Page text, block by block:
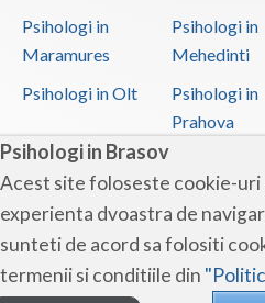
Psihologi in Brasov
Acest site foloseste cookie-
experienta dvoastra de
sunteti de acord sa folositi
termenii si conditiile din
Psihosexologie (1)
Psihoterapia familiei si a altor
Psihoterapia oncologica (1)
Psihoterapia pacientului, la
Psihoterapie - Interventie
Psihoterapie - Interventie
Psihoterapie - Interventie
Psihoterapie - Interventie
Psihologi in
Maramures
Psihologi in
Mehedinti
Psihologi in Olt
Psihologi in
Prahova
Psihologi in Sibiu
Psihologi in
Suceava
Psihologi in Timis
Psihologi in
Psihologi in Vaslui
Psihologi in